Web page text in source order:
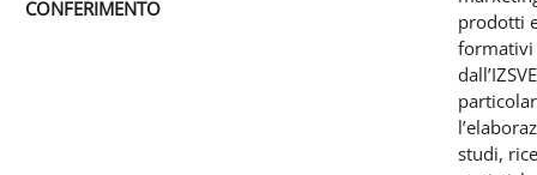
CONFERIMENTO
prodotti
studi,